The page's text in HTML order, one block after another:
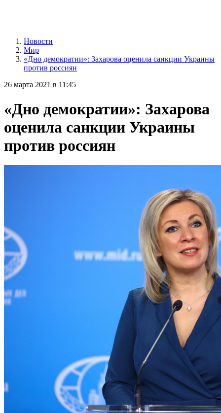
Новости
Мир
«Дно демократии»: Захарова оценила санкции Украины
против россиян
26 марта 2021 в 11:45
«Дно демократии»: Захарова
оценила санкции Украины
против россиян